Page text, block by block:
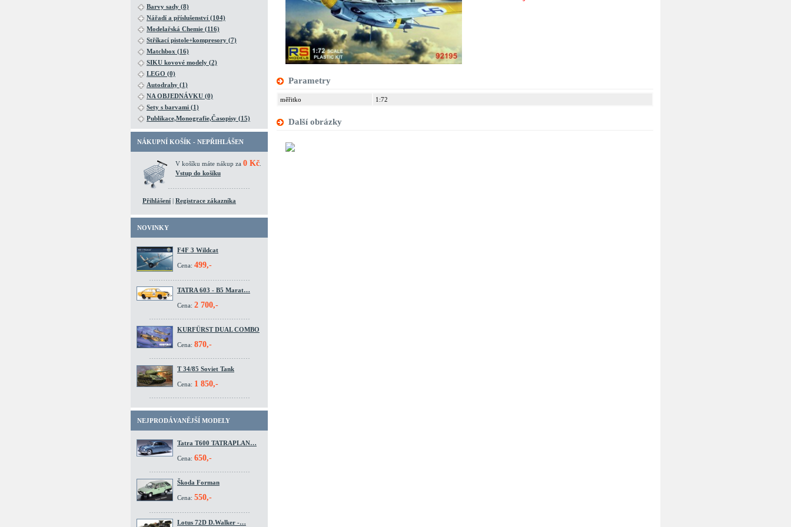
Barvy sady (8)
Nářadí a příslušenství (104)
Modelařská Chemie (116)
Stříkací pistole+kompresory (7)
Matchbox (16)
SIKU kovové modely (2)
LEGO (0)
Autodrahy (1)
NA OBJEDNÁVKU (0)
Sety s barvami (1)
Publikace,Monografie,Časopisy (15)
NÁKUPNÍ KOŠÍK - NEPŘIHLÁŠEN
V košíku máte nákup za 0 Kč
Vstup do košíku
Přihlášení | Registrace zákazníka
NOVINKY
F4F 3 Wildcat
Cena: 499,-
TATRA 603 - B5 Marat…
Cena: 2 700,-
KURFÜRST DUAL COMBO
Cena: 870,-
T 34/85 Soviet Tank
Cena: 1 850,-
NEJPRODÁVANĚJŠÍ MODELY
Tatra T600 TATRAPLAN…
Cena: 650,-
Škoda Forman
Cena: 550,-
Lotus 72D D.Walker -…
Parametry
měřitko 1:72
Další obrázky